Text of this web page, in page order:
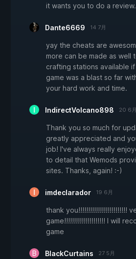
it wants you to do a
Dante6669 14 7月
yay the cheats are
more can be made as well
crafting stations available
game was a blast so far
your hard work and time.
IndirectVolcano898 20 6月
Thank you so much for
greatly appreciated and
job! I've always really
to detail that Wemods
sites. Thanks, again! :-)
imdeclarador 19 6月
thank you!!!!!!!!!!!!!!!!!!!!!!!!!
game!!!!!!!!!!!!!!!!!!!!! I will
game
BlackCurtains 27 5月